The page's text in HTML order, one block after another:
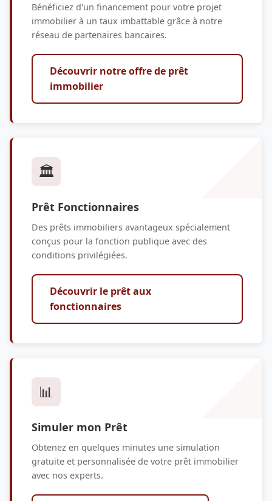
Bénéficiez d'un financement pour votre projet
immobilier à un taux imbattable grâce à notre
réseau de partenaires bancaires.
Découvrir notre offre de prêt
immobilier
🏛️
Prêt Fonctionnaires
Des prêts immobiliers avantageux spécialement
conçus pour la fonction publique avec des
conditions privilégiées.
Découvrir le prêt aux
fonctionnaires
📊
Simuler mon Prêt
Obtenez en quelques minutes une simulation
gratuite et personnalisée de votre prêt immobilier
avec nos experts.